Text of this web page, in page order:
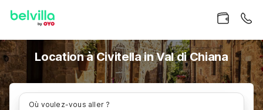
Location à Civitella in Val di Chiana
Où voulez-vous aller ?